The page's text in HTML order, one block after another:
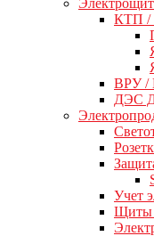
КТП /
ВРУ /
ДЭС
Учет
Щиты